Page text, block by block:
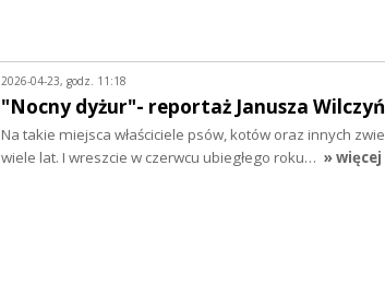
2026-04-23, godz. 11:18
"Nocny dyżur"- reportaż Janusza
Na takie miejsca właściciele psów, kotów oraz innych
wiele lat. I wreszcie w czerwcu ubiegłego roku… » więcej